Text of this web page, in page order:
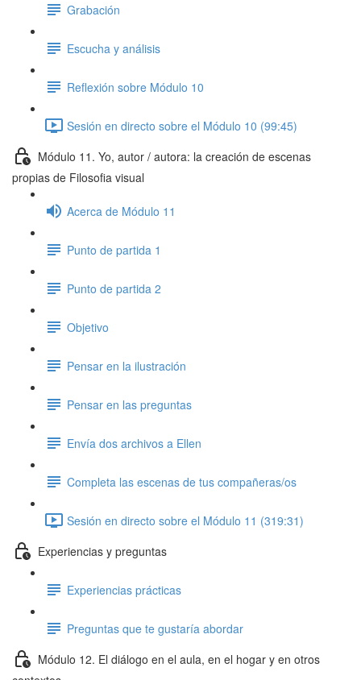
Grabación
Escucha y análisis
Reflexión sobre Módulo 10
Sesión en directo sobre el Módulo 10 (99:45)
Módulo 11. Yo, autor / autora: la creación de escenas
propias de Filosofia visual
Acerca de Módulo 11
Punto de partida 1
Punto de partida 2
Objetivo
Pensar en la ilustración
Pensar en las preguntas
Envía dos archivos a Ellen
Completa las escenas de tus compañeras/os
Sesión en directo sobre el Módulo 11 (319:31)
Experiencias y preguntas
Experiencias prácticas
Preguntas que te gustaría abordar
Módulo 12. El diálogo en el aula, en el hogar y en otros